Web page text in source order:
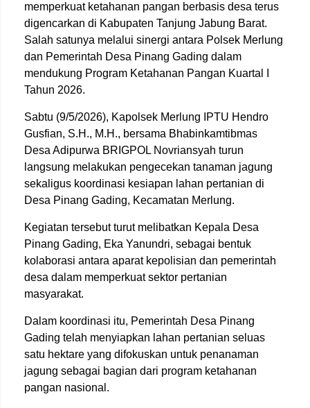
memperkuat ketahanan pangan berbasis desa terus
digencarkan di Kabupaten Tanjung Jabung Barat.
Salah satunya melalui sinergi antara Polsek Merlung
dan Pemerintah Desa Pinang Gading dalam
mendukung Program Ketahanan Pangan Kuartal I
Tahun 2026.
Sabtu (9/5/2026), Kapolsek Merlung IPTU Hendro
Gusfian, S.H., M.H., bersama Bhabinkamtibmas
Desa Adipurwa BRIGPOL Novriansyah turun
langsung melakukan pengecekan tanaman jagung
sekaligus koordinasi kesiapan lahan pertanian di
Desa Pinang Gading, Kecamatan Merlung.
Kegiatan tersebut turut melibatkan Kepala Desa
Pinang Gading, Eka Yanundri, sebagai bentuk
kolaborasi antara aparat kepolisian dan pemerintah
desa dalam memperkuat sektor pertanian
masyarakat.
Dalam koordinasi itu, Pemerintah Desa Pinang
Gading telah menyiapkan lahan pertanian seluas
satu hektare yang difokuskan untuk penanaman
jagung sebagai bagian dari program ketahanan
pangan nasional.